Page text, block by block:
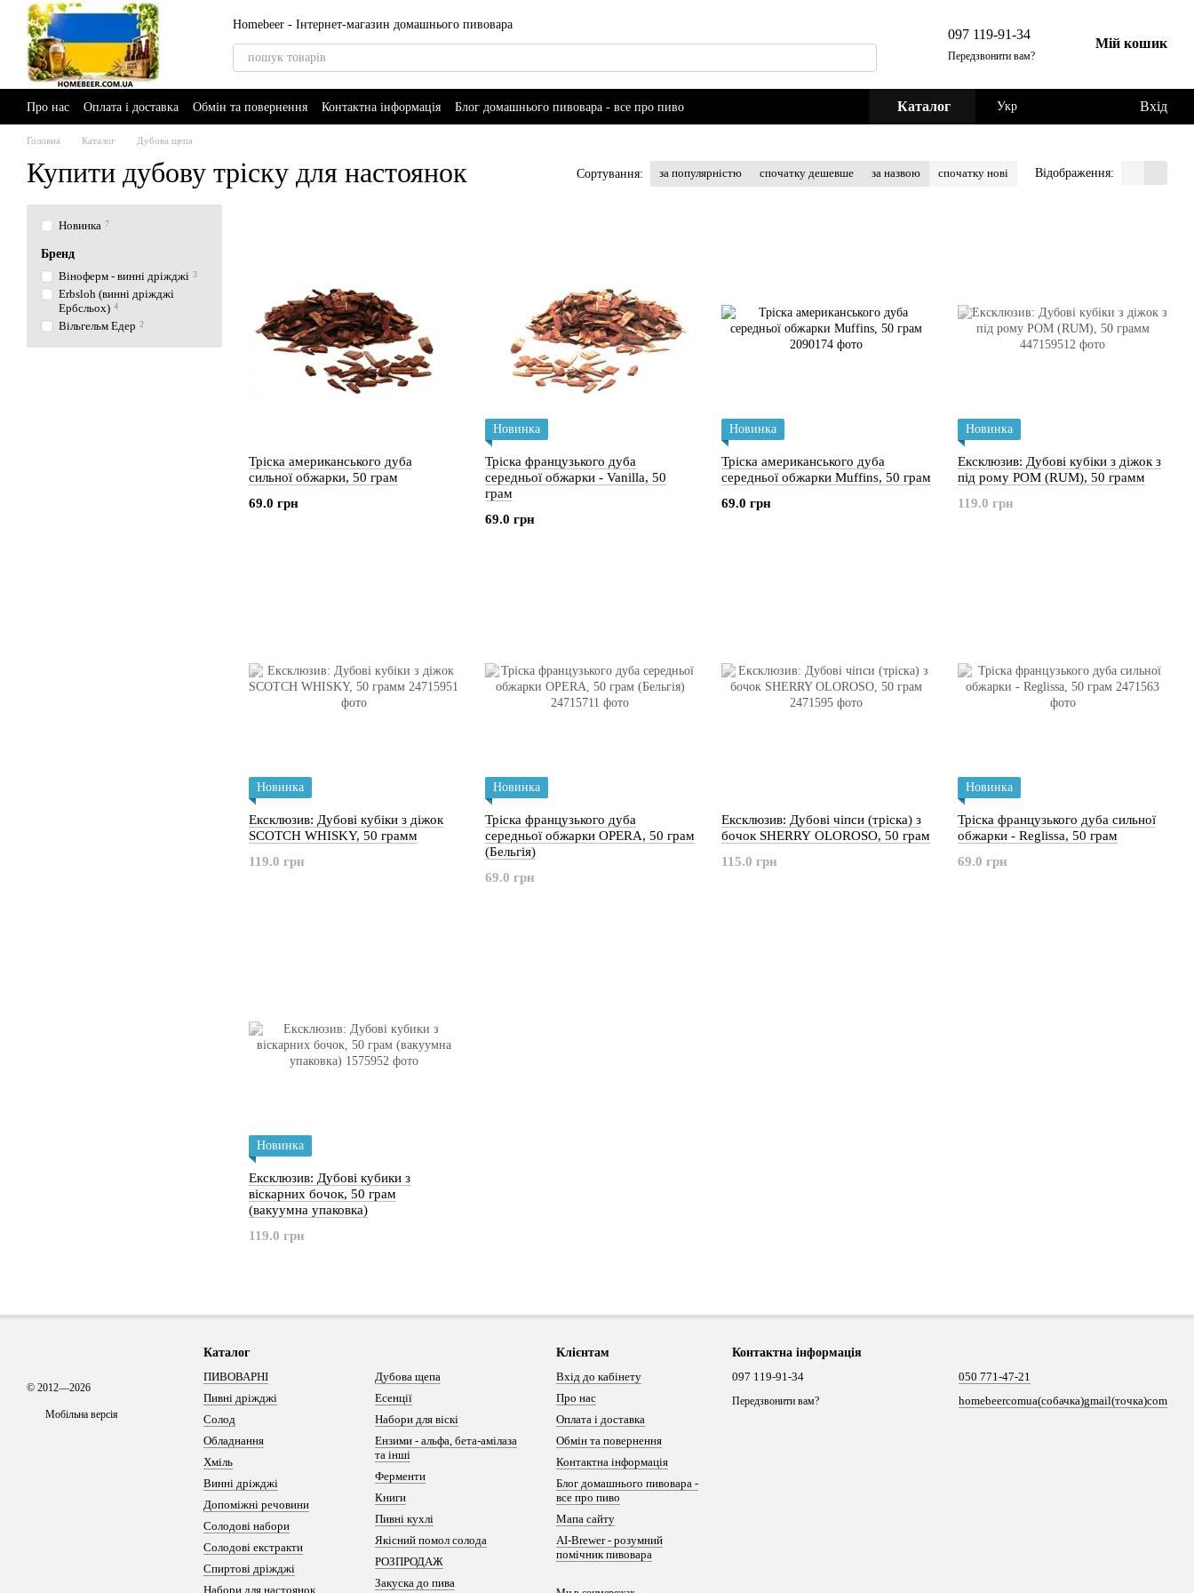
Перейти до основного контенту
Homebeer - Інтернет-магазин домашнього пивовара
097 119-91-34
Передзвонити вам?
Мій кошик
Про нас Оплата і доставка Обмін та повернення Контактна інформація
Блог домашнього пивовара - все про пиво
AI-Brewer - розумний помічник пивовара
Каталог Укр Вхід
Головна Каталог Дубова щепа
Купити дубову тріску для настоянок Сортування: за популярністю спочатку дешевше за назвою спочатку нові Відображення:
Тріска американського дуба
сильної обжарки, 50 грам
69.0 грн
Новинка
Тріска французького дуба
середньої обжарки - Vanilla, 50
грам
69.0 грн
Новинка
Тріска американського дуба
середньої обжарки Muffins, 50 грам
69.0 грн
Новинка
Ексклюзив: Дубові кубіки з діжок з
під рому РОМ (RUM), 50 грамм
119.0 грн
Новинка
Ексклюзив: Дубові кубіки з діжок
SCOTCH WHISKY, 50 грамм
119.0 грн
Новинка
Тріска французького дуба
середньої обжарки OPERA, 50 грам
(Бельгія)
69.0 грн
Ексклюзив: Дубові чіпси (тріска) з
бочок SHERRY OLOROSO, 50 грам
115.0 грн
Новинка
Тріска французького дуба сильної
обжарки - Reglissa, 50 грам
69.0 грн
Новинка
Ексклюзив: Дубові кубики з
віскарних бочок, 50 грам
(вакуумна упаковка)
119.0 грн
Новинка 7
Бренд
Віноферм - винні дріжджі 3
Erbsloh (винні дріжджі
Ербсльох) 4
Вільгельм Едер 2
© 2012—2026
Мобільна версія
Каталог
ПИВОВАРНІ
Пивні дріжджі
Солод
Обладнання
Хміль
Винні дріжджі
Допоміжні речовини
Солодові набори
Солодові екстракти
Спиртові дріжджі
Набори для настоянок
Дубова щепа
Есенції
Набори для віскі
Ензими - альфа, бета-амілаза
та інші
Ферменти
Книги
Пивні кухлі
Якісний помол солода
РОЗПРОДАЖ
Закуска до пива
Клієнтам
Вхід до кабінету
Про нас
Оплата і доставка
Обмін та повернення
Контактна інформація
Блог домашнього пивовара -
все про пиво
Мапа сайту
AI-Brewer - розумний
помічник пивовара
Контактна інформація
097 119-91-34
Передзвонити вам?
050 771-47-21
homebeercomua(собачка)gmail(точка)com